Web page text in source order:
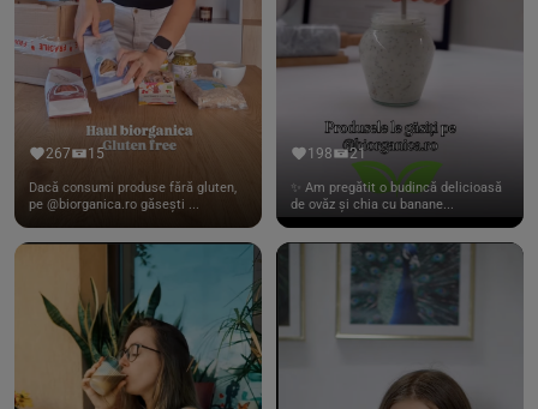
267 15
Dacă consumi produse fără gluten,
pe @biorganica.ro găsești ...
198 21
✨ Am pregătit o budincă delicioasă
de ovăz și chia cu banane...